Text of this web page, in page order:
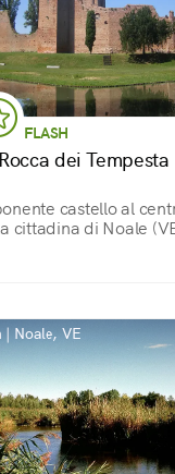
FLASH
dei Tempesta
castello al
cittadina di Noale
| Noale, VE